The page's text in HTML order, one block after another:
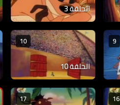
الحلقة 3
9
10
الحلقة 10
16
17